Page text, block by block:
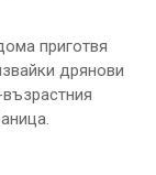
приготвя
дрянови